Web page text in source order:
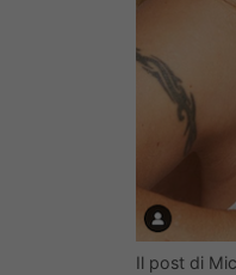
Il post di